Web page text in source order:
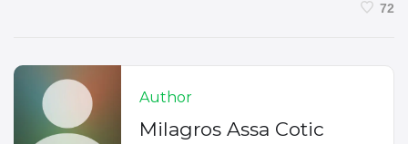
72
Author
Milagros Assa Cotic